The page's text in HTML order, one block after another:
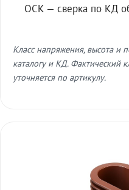
ОСК — сверка по КД
Класс напряжения, высота и
каталогу и КД. Фактический
уточняется по артикулу.